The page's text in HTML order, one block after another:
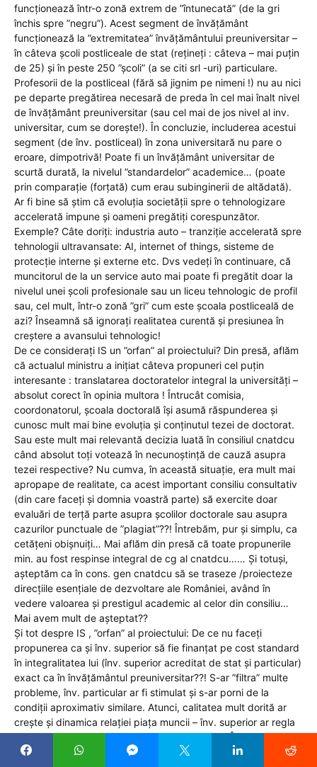
funcționează într-o zonă extrem de ”întunecată” (de la gri
închis spre ”negru”). Acest segment de învățământ
funcționează la ”extremitatea” învățământului preuniversitar –
în câteva școli postliceale de stat (rețineți : câteva – mai puțin
de 25) și în peste 250 ”școli” (a se citi srl -uri) particulare.
Profesorii de la postliceal (fără să jignim pe nimeni !) nu au nici
pe departe pregătirea necesară de preda în cel mai înalt nivel
de învățământ preuniversitar (sau cel mai de jos nivel al inv.
universitar, cum se dorește!). În concluzie, includerea acestui
segment (de înv. postliceal) în zona universitară nu pare o
eroare, dimpotrivă! Poate fi un învățământ universitar de
scurtă durată, la nivelul ”standardelor” academice… (poate
prin comparație (forțată) cum erau subinginerii de altădată).
Ar fi bine să știm că evoluția societății spre o tehnologizare
accelerată impune și oameni pregătiți corespunzător.
Exemple? Câte doriți: industria auto – tranziție accelerată spre
tehnologii ultravansate: AI, internet of things, sisteme de
protecție interne și externe etc. Dvs vedeți în continuare, că
muncitorul de la un service auto mai poate fi pregătit doar la
nivelul unei școli profesionale sau un liceu tehnologic de profil
sau, cel mult, într-o zonă ”gri” cum este școala postliceală de
azi? Înseamnă să ignorați realitatea curentă și presiunea în
creștere a avansului tehnologic!
De ce considerați IS un ”orfan” al proiectului? Din presă, aflăm
că actualul ministru a inițiat câteva propuneri cel puțin
interesante : translatarea doctoratelor integral la universități –
absolut corect în opinia multora ! Întrucât comisia,
coordonatorul, școala doctorală își asumă răspunderea și
cunosc mult mai bine evoluția și conținutul tezei de doctorat.
Sau este mult mai relevantă decizia luată în consiliul cnatdcu
când absolut toți votează în necunoștință de cauză asupra
tezei respective? Nu cumva, în această situație, era mult mai
apropape de realitate, ca acest important consiliu consultativ
(din care faceți și domnia voastră parte) să exercite doar
evaluări de terță parte asupra școlilor doctorale sau asupra
cazurilor punctuale de ”plagiat”??! Întrebăm, pur și simplu, ca
cetățeni obișnuiți… Mai aflăm din presă că toate propunerile
min. au fost respinse integral de cg al cnatdcu…… Și totuși,
așteptăm ca în cons. gen cnatdcu să se traseze /proiecteze
direcțiile esențiale de dezvoltare ale României, având în
vedere valoarea și prestigul academic al celor din consiliu…
Mai avem mult de așteptat??
Și tot despre IS , ”orfan” al proiectului: De ce nu faceți
propunerea ca și înv. superior să fie finanțat pe cost standard
în integralitatea lui (înv. superior acreditat de stat și particular)
exact ca în învățământul preuniversitar??! S-ar ”filtra” multe
probleme, înv. particular ar fi stimulat și s-ar porni de la
condiții aproximativ similare. Atunci, calitatea mult dorită ar
crește și dinamica relației piața muncii – înv. superior ar regla
indiscutabil și evoluția învățământului superior. În plus, o
competitivitate reală ar genera procese de benchmarking